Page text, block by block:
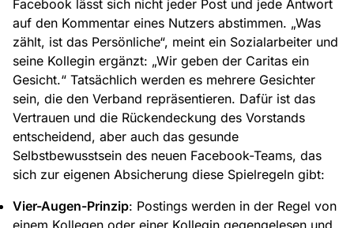
Facebook lässt sich nicht jeder Post und jede Antwort
auf den Kommentar eines Nutzers abstimmen. „Was
zählt, ist das Persönliche“, meint ein Sozialarbeiter und
seine Kollegin ergänzt: „Wir geben der Caritas ein
Gesicht.“ Tatsächlich werden es mehrere Gesichter
sein, die den Verband repräsentieren. Dafür ist das
Vertrauen und die Rückendeckung des Vorstands
entscheidend, aber auch das gesunde
Selbstbewusstsein des neuen Facebook-Teams, das
sich zur eigenen Absicherung diese Spielregeln gibt:
Vier-Augen-Prinzip: Postings werden in der Regel von